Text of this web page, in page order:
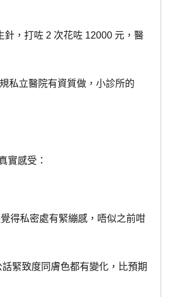
，打咗 2 次花咗 12000 元，醫
立醫院有資質做，小診所的
實感受：
得私密處有緊繃感，唔似之前咁
緊致度同膚色都有變化，比預期